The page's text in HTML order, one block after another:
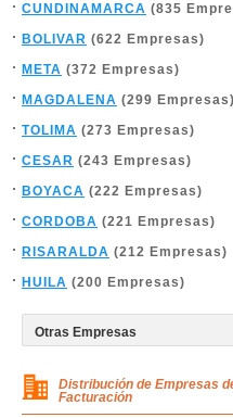
CUNDINAMARCA (835
BOLIVAR (622 Empresas)
META (372 Empresas)
MAGDALENA (299 Empresas)
TOLIMA (273 Empresas)
CESAR (243 Empresas)
BOYACA (222 Empresas)
CORDOBA (221 Empresas)
RISARALDA (212 Empresas)
HUILA (200 Empresas)
Distribución de Empresas
Facturación